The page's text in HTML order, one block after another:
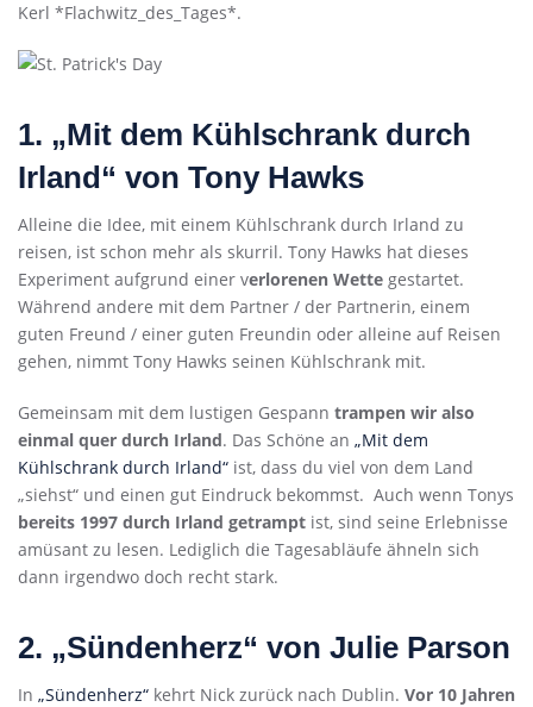
Kerl *Flachwitz_des_Tages*.
1. „Mit dem Kühlschrank durch
Irland“ von Tony Hawks
Alleine die Idee, mit einem Kühlschrank durch Irland zu
reisen, ist schon mehr als skurril. Tony Hawks hat dieses
Experiment aufgrund einer verlorenen Wette gestartet.
Während andere mit dem Partner / der Partnerin, einem
guten Freund / einer guten Freundin oder alleine auf Reisen
gehen, nimmt Tony Hawks seinen Kühlschrank mit.
Gemeinsam mit dem lustigen Gespann trampen wir also
einmal quer durch Irland. Das Schöne an „Mit dem
Kühlschrank durch Irland“ ist, dass du viel von dem Land
„siehst“ und einen gut Eindruck bekommst. Auch wenn Tonys
bereits 1997 durch Irland getrampt ist, sind seine Erlebnisse
amüsant zu lesen. Lediglich die Tagesabläufe ähneln sich
dann irgendwo doch recht stark.
2. „Sündenherz“ von Julie Parson
In „Sündenherz“ kehrt Nick zurück nach Dublin. Vor 10 Jahren